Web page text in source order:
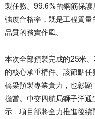
製任務。99.6%的鋼筋保
強度合格率，既是工程質
品質的務實作風。
本次全部預製完成的25米
的核心承重構件。該節點
橋梁預製專業實力，也彰
擔當。中交四航局獅子洋
示，項目部將全力推進後